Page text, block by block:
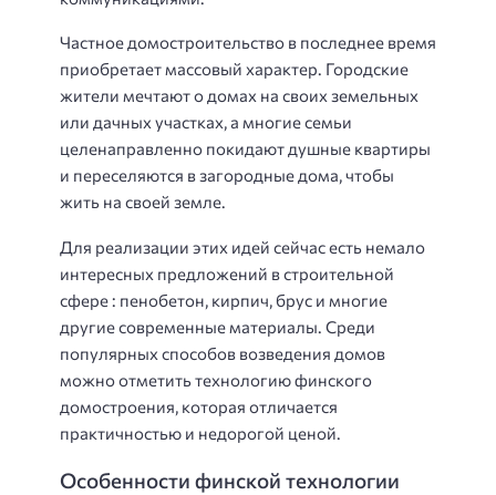
Частное домостроительство в последнее время
приобретает массовый характер. Городские
жители мечтают о домах на своих земельных
или дачных участках, а многие семьи
целенаправленно покидают душные квартиры
и переселяются в загородные дома, чтобы
жить на своей земле.
Для реализации этих идей сейчас есть немало
интересных предложений в строительной
сфере : пенобетон, кирпич, брус и многие
другие современные материалы. Среди
популярных способов возведения домов
можно отметить технологию финского
домостроения, которая отличается
практичностью и недорогой ценой.
Особенности финской технологии